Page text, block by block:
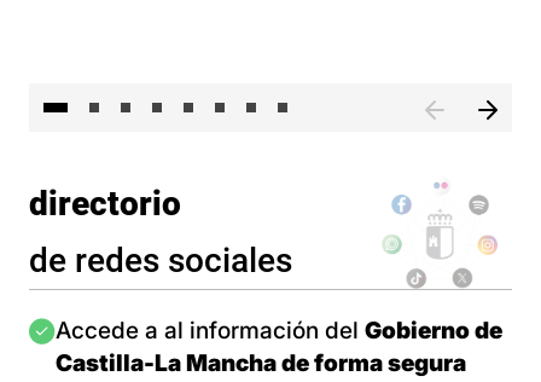
directorio
de redes sociales
Imagen
Accede a al información del Gobierno de
Castilla-La Mancha de forma segura